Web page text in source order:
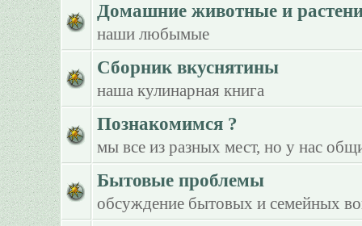
Домашние животные и
наши любымые
Сборник вкуснятины
наша кулинарная книга
Познакомимся ?
мы все из разных мест, но у нас
Бытовые проблемы
обсуждение бытовых и семейных